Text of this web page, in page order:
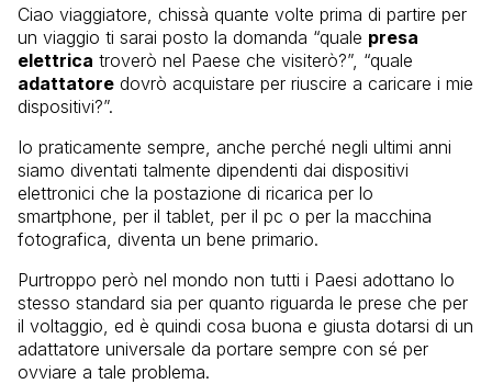
Ciao viaggiatore, chissà quante volte prima di partire per
un viaggio ti sarai posto la domanda “quale presa
elettrica troverò nel Paese che visiterò?”, “quale
adattatore dovrò acquistare per riuscire a caricare i mie
dispositivi?”.
Io praticamente sempre, anche perché negli ultimi anni
siamo diventati talmente dipendenti dai dispositivi
elettronici che la postazione di ricarica per lo
smartphone, per il tablet, per il pc o per la macchina
fotografica, diventa un bene primario.
Purtroppo però nel mondo non tutti i Paesi adottano lo
stesso standard sia per quanto riguarda le prese che per
il voltaggio, ed è quindi cosa buona e giusta dotarsi di un
adattatore universale da portare sempre con sé per
ovviare a tale problema.